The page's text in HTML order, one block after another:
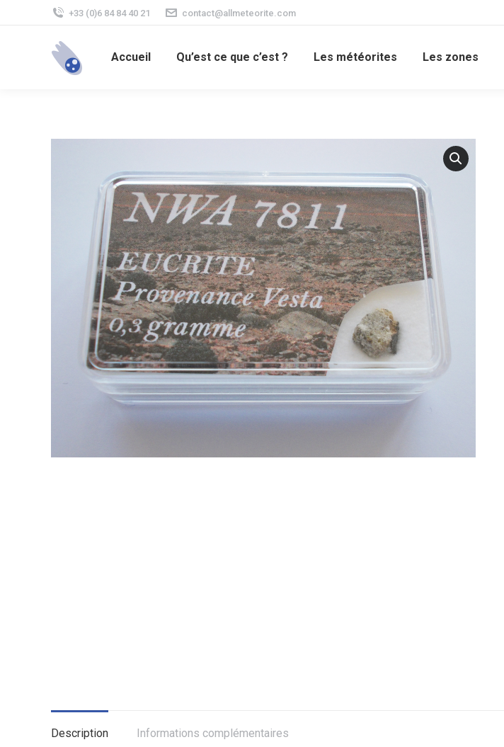
+33 (0)6 84 84 40 21 contact@allmeteorite.com
Accueil Qu’est ce que c’est ? Les météorites Les zones
Description Informations complémentaires